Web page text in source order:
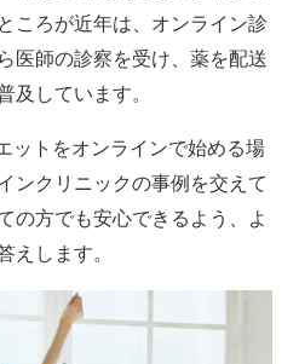
ころが近年は、オンライン診
医師の診察を受け、薬を配送
及しています。
ットをオンラインで始める場
ンクリニックの事例を交えて
の方でも安心できるよう、よ
えします。